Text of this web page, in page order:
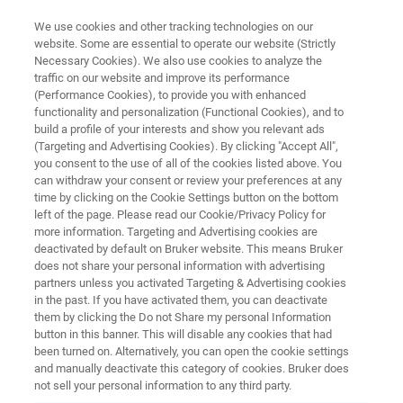
BROCHURE SUI POLIMERI
Brochure sui polimeri
Analisi di Polimeri e Plastiche
Brochure sui Polimeri' Maggiori Informazioni
We use cookies and other tracking technologies on our
website. Some are essential to operate our website (Strictly
Necessary Cookies). We also use cookies to analyze the
traffic on our website and improve its performance
(Performance Cookies), to provide you with enhanced
functionality and personalization (Functional Cookies), and to
build a profile of your interests and show you relevant ads
(Targeting and Advertising Cookies). By clicking "Accept All",
you consent to the use of all of the cookies listed above. You
can withdraw your consent or review your preferences at any
time by clicking on the Cookie Settings button on the bottom
left of the page. Please read our Cookie/Privacy Policy for
more information. Targeting and Advertising cookies are
deactivated by default on Bruker website. This means Bruker
does not share your personal information with advertising
partners unless you activated Targeting & Advertising cookies
in the past. If you have activated them, you can deactivate
them by clicking the Do not Share my personal Information
button in this banner. This will disable any cookies that had
been turned on. Alternatively, you can open the cookie settings
and manually deactivate this category of cookies. Bruker does
not sell your personal information to any third party.